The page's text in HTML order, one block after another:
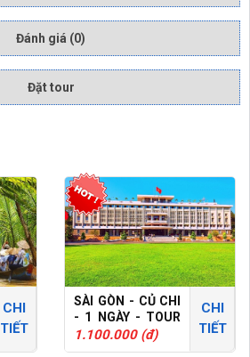
Đánh giá (0)
Đặt tour
CHI
TIẾT
SÀI GÒN - CỦ CHI
- 1 NGÀY - TOUR
GHÉP
1.100.000 (đ)
CHI
TIẾT